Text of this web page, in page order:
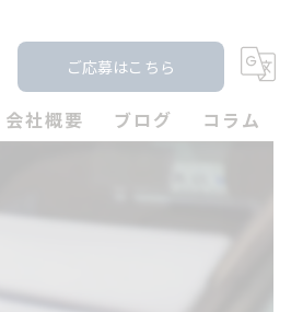
ご応募はこちら
会社概要 ブログ コラム